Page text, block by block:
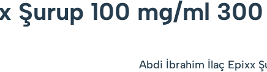
Şurup 100 mg/ml
Abdi İbrahim İlaç Epixx